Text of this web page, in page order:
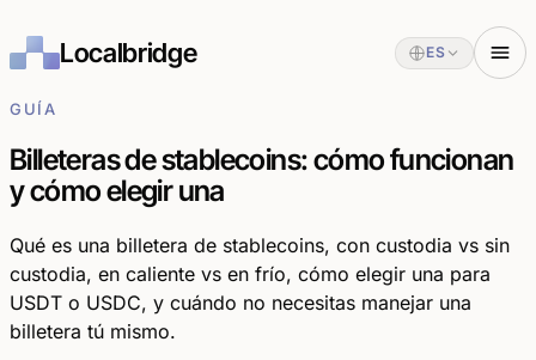
Localbridge ES
GUÍA
Billeteras de stablecoins: cómo funcionan
y cómo elegir una
Qué es una billetera de stablecoins, con custodia vs sin
custodia, en caliente vs en frío, cómo elegir una para
USDT o USDC, y cuándo no necesitas manejar una
billetera tú mismo.